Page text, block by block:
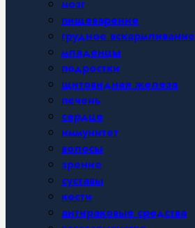
мозг
пищеварение
грудное вскармливание
младенцы
подростки
щитовидная железа
печень
сердце
иммунитет
волосы
зрение
суставы
кости
антираковые средства